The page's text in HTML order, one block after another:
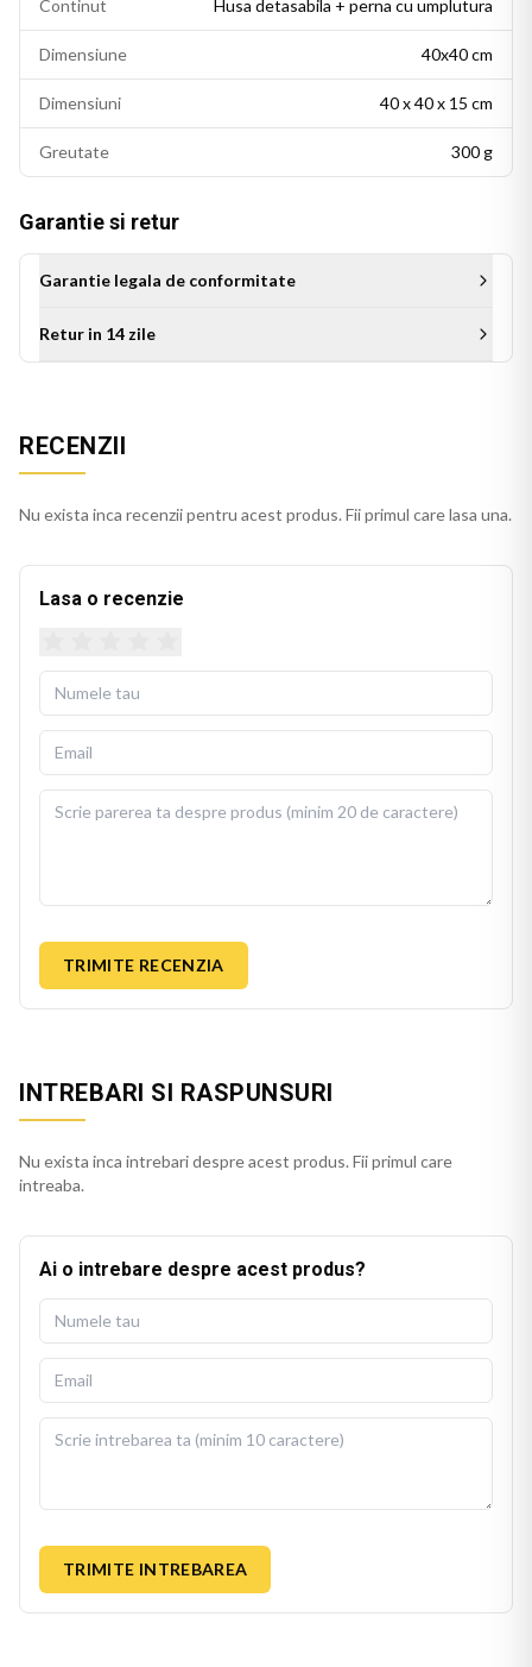
fermoar invizibil pentru scoatere si repunere usoara. Perna
de umplutura este inclusa in pachet, gata de folosit imediat
dupa livrare.
BEKZ este un brand de calitate care asigura culori vii si
detalii fidele ale ilustratiei originale. Imprimarea prin
expunere indelungata la lumina. Dimensiuni: 40x40 cm.
Continut Husa detasabila + perna cu umplutura
Dimensiune 40x40 cm
Dimensiuni 40 x 40 x 15 cm
Greutate 300 g
Garantie si retur
Garantie legala de conformitate
Retur in 14 zile
RECENZII
Nu exista inca recenzii pentru acest produs. Fii primul care lasa una.
Lasa o recenzie
TRIMITE RECENZIA
INTREBARI SI RASPUNSURI
Nu exista inca intrebari despre acest produs. Fii primul care
intreaba.
Ai o intrebare despre acest produs?
TRIMITE INTREBAREA